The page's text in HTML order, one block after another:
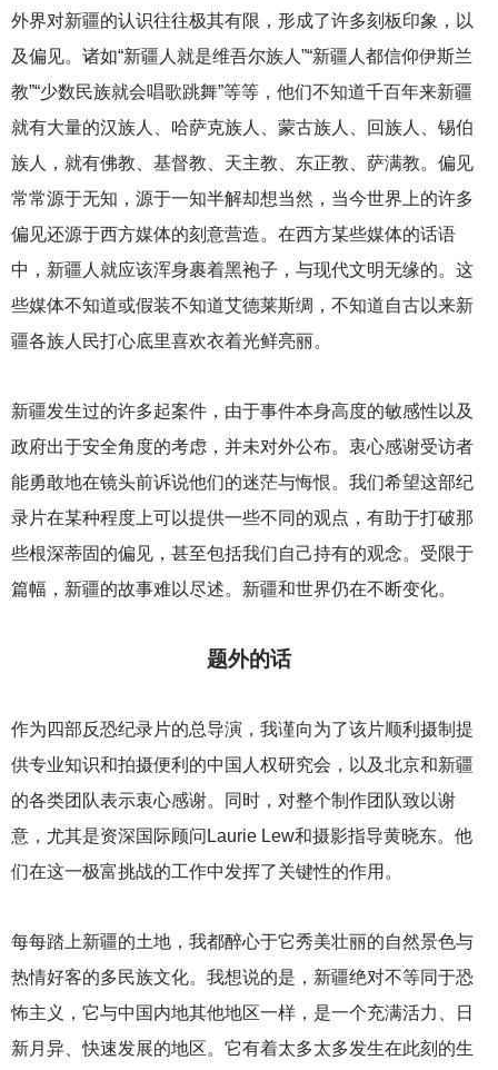
外界对新疆的认识往往极其有限，形成了许多刻板印象，以
及偏见。诸如“新疆人就是维吾尔族人”“新疆人都信仰伊斯兰
教”“少数民族就会唱歌跳舞”等等，他们不知道千百年来新疆
就有大量的汉族人、哈萨克族人、蒙古族人、回族人、锡伯
族人，就有佛教、基督教、天主教、东正教、萨满教。偏见
常常源于无知，源于一知半解却想当然，当今世界上的许多
偏见还源于西方媒体的刻意营造。在西方某些媒体的话语
中，新疆人就应该浑身裹着黑袍子，与现代文明无缘的。这
些媒体不知道或假装不知道艾德莱斯绸，不知道自古以来新
疆各族人民打心底里喜欢衣着光鲜亮丽。
新疆发生过的许多起案件，由于事件本身高度的敏感性以及
政府出于安全角度的考虑，并未对外公布。衷心感谢受访者
能勇敢地在镜头前诉说他们的迷茫与悔恨。我们希望这部纪
录片在某种程度上可以提供一些不同的观点，有助于打破那
些根深蒂固的偏见，甚至包括我们自己持有的观念。受限于
篇幅，新疆的故事难以尽述。新疆和世界仍在不断变化。
题外的话
作为四部反恐纪录片的总导演，我谨向为了该片顺利摄制提
供专业知识和拍摄便利的中国人权研究会，以及北京和新疆
的各类团队表示衷心感谢。同时，对整个制作团队致以谢
意，尤其是资深国际顾问Laurie Lew和摄影指导黄晓东。他
们在这一极富挑战的工作中发挥了关键性的作用。
每每踏上新疆的土地，我都醉心于它秀美壮丽的自然景色与
热情好客的多民族文化。我想说的是，新疆绝对不等同于恐
怖主义，它与中国内地其他地区一样，是一个充满活力、日
新月异、快速发展的地区。它有着太多太多发生在此刻的生